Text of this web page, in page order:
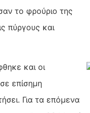
το φρούριο της
πύργους και
και οι
επίσημη
Για τα επόμενα